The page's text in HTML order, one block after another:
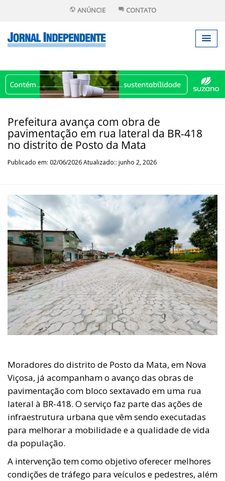
ANÚNCIE CONTATO
Prefeitura avança com obra de
pavimentação em rua lateral da BR-418
no distrito de Posto da Mata
Publicado em: 02/06/2026 Atualizado:: junho 2, 2026
Moradores do distrito de Posto da Mata, em Nova
Viçosa, já acompanham o avanço das obras de
pavimentação com bloco sextavado em uma rua
lateral à BR-418. O serviço faz parte das ações de
infraestrutura urbana que vêm sendo executadas
para melhorar a mobilidade e a qualidade de vida
da população.
A intervenção tem como objetivo oferecer melhores
condições de tráfego para veículos e pedestres, além